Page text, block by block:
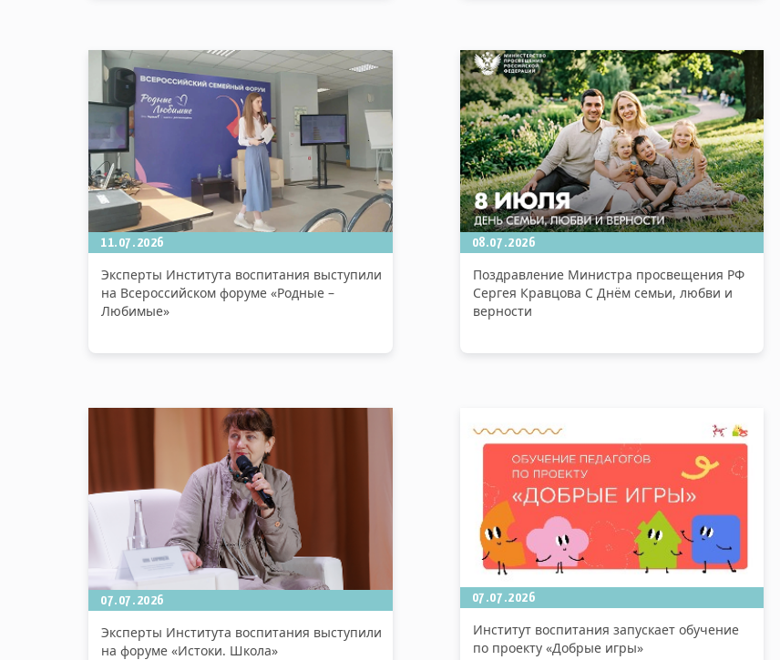
11.07.2026
Эксперты Института воспитания выступили
на Всероссийском форуме «Родные –
Любимые»
08.07.2026
Поздравление Министра просвещения РФ
Сергея Кравцова С Днём семьи, любви и
верности
07.07.2026
Эксперты Института воспитания выступили
на форуме «Истоки. Школа»
07.07.2026
Институт воспитания запускает обучение
по проекту «Добрые игры»